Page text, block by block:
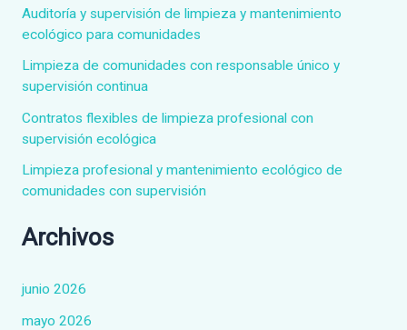
p
o
r
:
Auditoría y supervisión de limpieza y mantenimiento
ecológico para comunidades
Limpieza de comunidades con responsable único y
supervisión continua
Contratos flexibles de limpieza profesional con
supervisión ecológica
Limpieza profesional y mantenimiento ecológico de
comunidades con supervisión
Archivos
junio 2026
mayo 2026